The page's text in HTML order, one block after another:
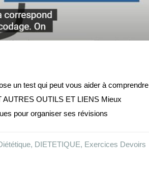
un test qui peut vous aider à comprendre
OUTILS ET LIENS Mieux
pour organiser ses révisions
, DIETETIQUE, Exercices Devoirs